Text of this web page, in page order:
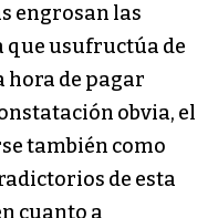
engrosan las
que usufructúa de
hora de pagar
obvia, el
también como
de esta
cuanto a